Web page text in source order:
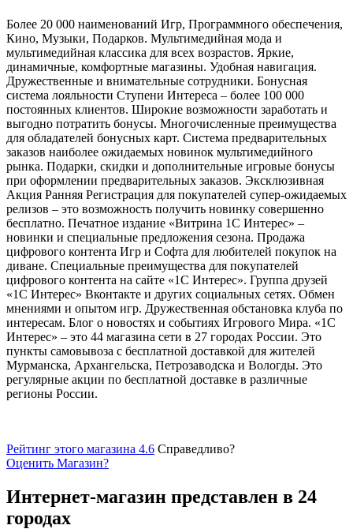
Более 20 000 наименований Игр, Программного обеспечения,
Кино, Музыки, Подарков. Мультимедийная мода и
мультимедийная классика для всех возрастов. Яркие,
динамичные, комфортные магазины. Удобная навигация.
Дружественные и внимательные сотрудники. Бонусная
система лояльности Ступени Интереса – более 100 000
постоянных клиентов. Широкие возможности заработать и
выгодно потратить бонусы. Многочисленные преимущества
для обладателей бонусных карт. Система предварительных
заказов наиболее ожидаемых новинок мультимедийного
рынка. Подарки, скидки и дополнительные игровые бонусы
при оформлении предварительных заказов. Эксклюзивная
Акция Ранняя Регистрация для покупателей супер-ожидаемых
релизов – это возможность получить новинку совершенно
бесплатно. Печатное издание «Витрина 1С Интерес» –
новинки и специальные предложения сезона. Продажа
цифрового контента Игр и Софта для любителей покупок на
диване. Специальные преимущества для покупателей
цифрового контента на сайте «1С Интерес». Группа друзей
«1С Интерес» Вконтакте и других социальных сетях. Обмен
мнениями и опытом игр. Дружественная обстановка клуба по
интересам. Блог о новостях и событиях Игрового Мира. «1С
Интерес» – это 44 магазина сети в 27 городах России. Это
пункты самовывоза с бесплатной доставкой для жителей
Мурманска, Архангельска, Петрозаводска и Вологды. Это
регулярные акции по бесплатной доставке в различные
регионы России.
Рейтинг этого магазина 4.6 Справедливо?
Оценить Магазин?
Интернет-магазин представлен в 24
городах